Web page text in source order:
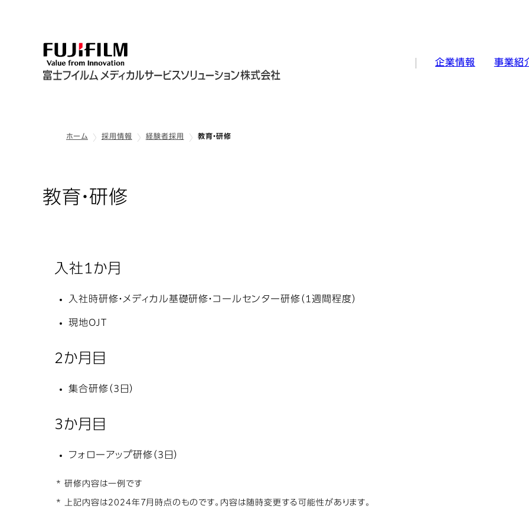
企業情報 事業紹
ホーム 採用情報 経験者採用 教育・研修
教育・研修
入社1か月
入社時研修・メディカル基礎研修・コールセンター研修（1週間程度）
現地OJT
2か月目
集合研修（3日）
3か月目
フォローアップ研修（3日）
* 研修内容は一例です
* 上記内容は2024年7月時点のものです。内容は随時変更する可能性があります。